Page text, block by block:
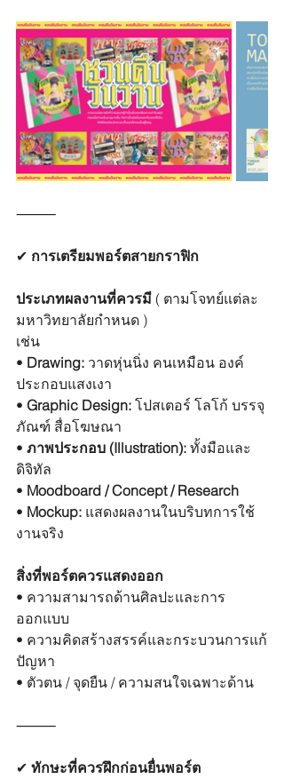
⸻
✔︎ การเตรียมพอร์ตสายกราฟิก
ประเภทผลงานที่ควรมี ( ตามโจทย์แต่ละ
มหาวิทยาลัยกำหนด )
เช่น
• Drawing: วาดหุ่นนิ่ง คนเหมือน องค์
ประกอบแสงเงา
• Graphic Design: โปสเตอร์ โลโก้ บรรจุ
ภัณฑ์ สื่อโฆษณา
• ภาพประกอบ (Illustration): ทั้งมือและ
ดิจิทัล
• Moodboard / Concept / Research
• Mockup: แสดงผลงานในบริบทการใช้
งานจริง
สิ่งที่พอร์ตควรแสดงออก
• ความสามารถด้านศิลปะและการ
ออกแบบ
• ความคิดสร้างสรรค์และกระบวนการแก้
ปัญหา
• ตัวตน / จุดยืน / ความสนใจเฉพาะด้าน
⸻
✔︎ ทักษะที่ควรฝึกก่อนยื่นพอร์ต